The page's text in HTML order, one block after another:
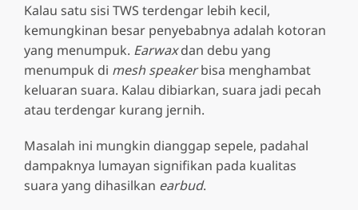
Kalau satu sisi TWS terdengar lebih kecil,
kemungkinan besar penyebabnya adalah kotoran
yang menumpuk. Earwaxdan debu yang
menumpuk di mesh speakerbisa menghambat
keluaran suara. Kalau dibiarkan, suara jadi pecah
atau terdengar kurang jernih.
Masalah ini mungkin dianggap sepele, padahal
dampaknya lumayan signifikan pada kualitas
suara yang dihasilkan earbud.